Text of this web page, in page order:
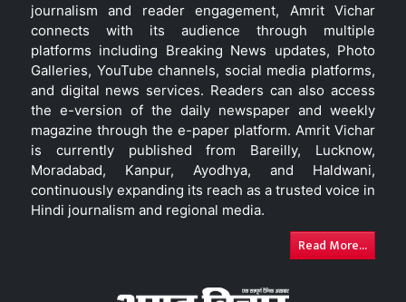
journalism and reader engagement, Amrit Vichar
connects with its audience through multiple
platforms including Breaking News updates, Photo
Galleries, YouTube channels, social media platforms,
and digital news services. Readers can also access
the e-version of the daily newspaper and weekly
magazine through the e-paper platform. Amrit Vichar
is currently published from Bareilly, Lucknow,
Moradabad, Kanpur, Ayodhya, and Haldwani,
continuously expanding its reach as a trusted voice in
Hindi journalism and regional media.
Read More...